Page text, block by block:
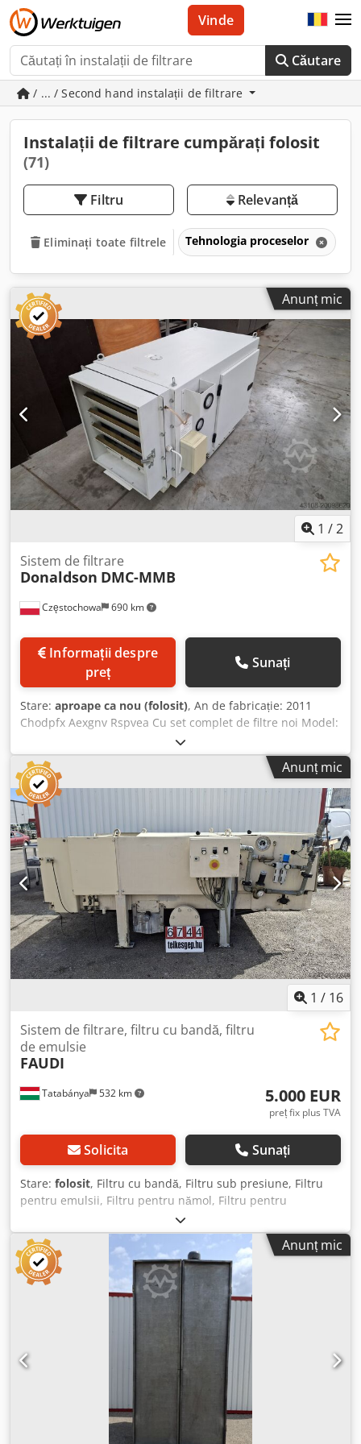
Căutare
Vinde
/ ... / Second hand instalații de filtrare
Instalații de filtrare cumpărați folosit
(71)
Filtru Relevanță
Eliminați toate filtrele Tehnologia proceselor
Anunț mic
1 /2
Częstochowa 690 km
Sistem de filtrare
Donaldson DMC-MMB
preț
Sunați
Stare: aproape ca nou (folosit), An de fabricație: 2011
Chodpfx Aexgnv Rspvea Cu set complet de filtre noi Model:
DMC-MMB Cantitate: 7 bucăți
Anunț mic
1 / 16
Tatabánya 532 km
Sistem de filtrare, filtru cu bandă, filtru
de emulsie
FAUDI
5.000 EUR
preț fix plus TVA
Solicita Sunați
Stare: folosit, Filtru cu bandă, Filtru sub presiune, Filtru
pentru emulsii, Filtru pentru nămol, Filtru pentru
lubrifianți, Filtru pentru emulsii, Utilaj second-hand
Producător: Faudi Dimensiuni: 2460 x 1660 x 1270 mm
Dimensiune bandă: 2200 x 1270 mm Suprafață activă de
filtrare: 1400 x 1200 mm Capacitate: 1200 l/min
Klappbandfilter este utilizat pentru purificarea fluidelor de
răcire și lubrifiere contaminate din domeniul prelucrării
metalelor, precum și pentru procesarea diverselor deșeuri
special la aluminiu sau pentru gestionarea nămolului
abraziv rezultat din șlefuire. Prin filtrarea lichidelor de
răcire și lubrifiere și a nămolului de șlefuire, acestea pot fi
reutilizate o perioadă mai îndelungată în procesul
tehnologic, contribuind semnificativ la protecția mediului.
Alte avantaje includ disiparea căldurii din zona de
Anunț mic